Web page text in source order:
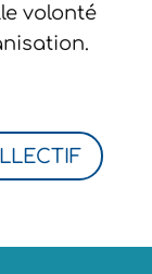
volonté